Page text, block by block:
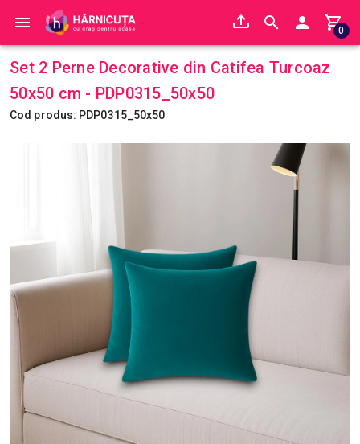
0
Set 2 Perne Decorative din Catifea Turcoaz
50x50 cm - PDP0315_50x50
Cod produs: PDP0315_50x50